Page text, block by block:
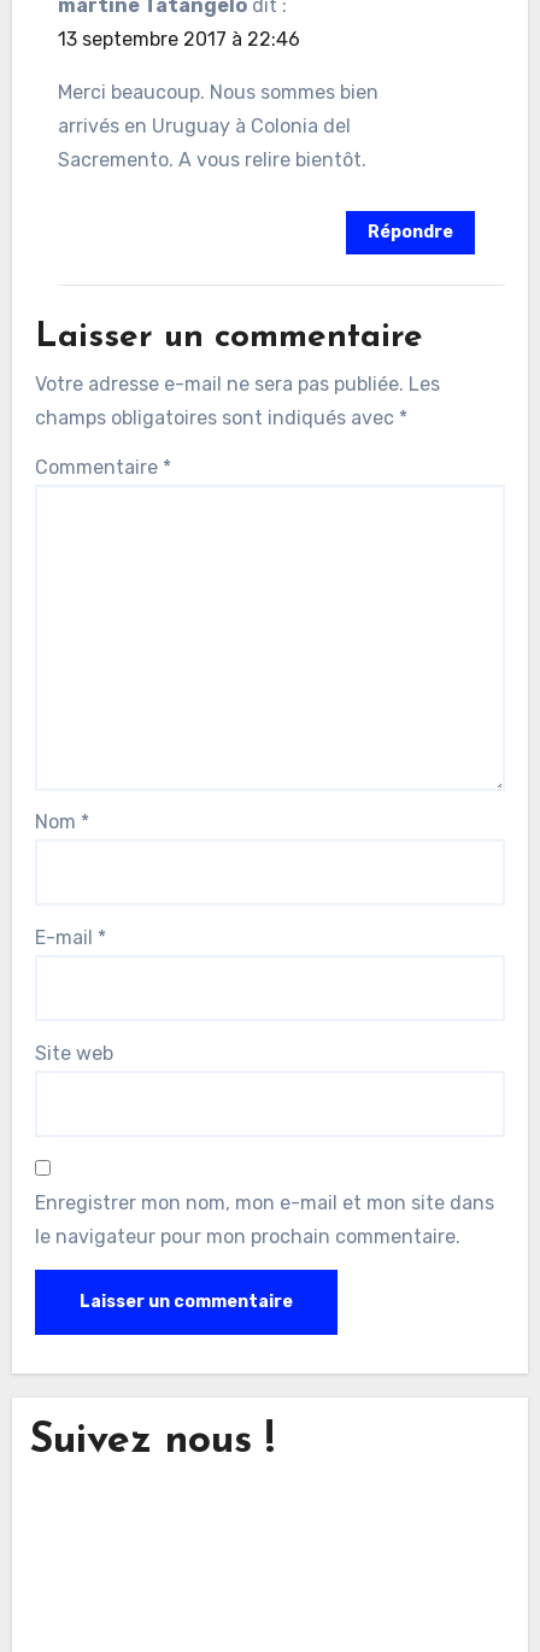
martine Tatangelo dit :
13 septembre 2017 à 22:46
Merci beaucoup. Nous sommes bien
arrivés en Uruguay à Colonia del
Sacremento. A vous relire bientôt.
Répondre
Laisser un commentaire
Votre adresse e-mail ne sera pas publiée. Les
champs obligatoires sont indiqués avec *
Commentaire *
Nom *
E-mail *
Site web
Enregistrer mon nom, mon e-mail et mon site dans
le navigateur pour mon prochain commentaire.
Suivez nous !